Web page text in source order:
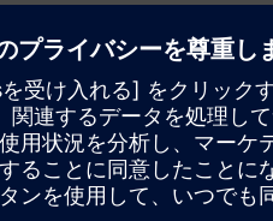
Outputs